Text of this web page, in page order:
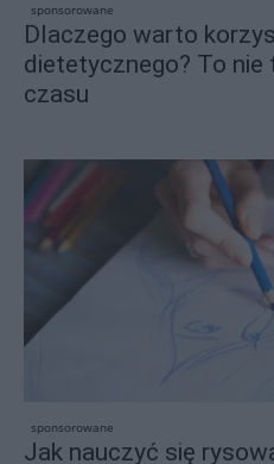
sponsorowane
Dlaczego warto
dietetycznego? To
czasu
sponsorowane
Jak nauczyć się